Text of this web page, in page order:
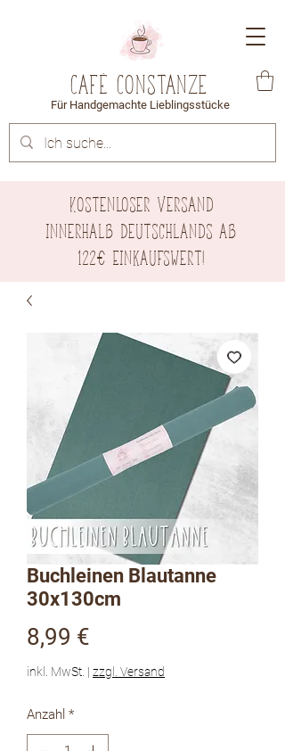
Café Constanze
Für Handgemachte Lieblingsstücke
Kostenloser Versand
innerhalb Deutschlands ab
122€ Einkaufswert!
Buchleinen Blautanne
30x130cm
8,99 €
inkl. MwSt. | zzgl. Versand
Anzahl *